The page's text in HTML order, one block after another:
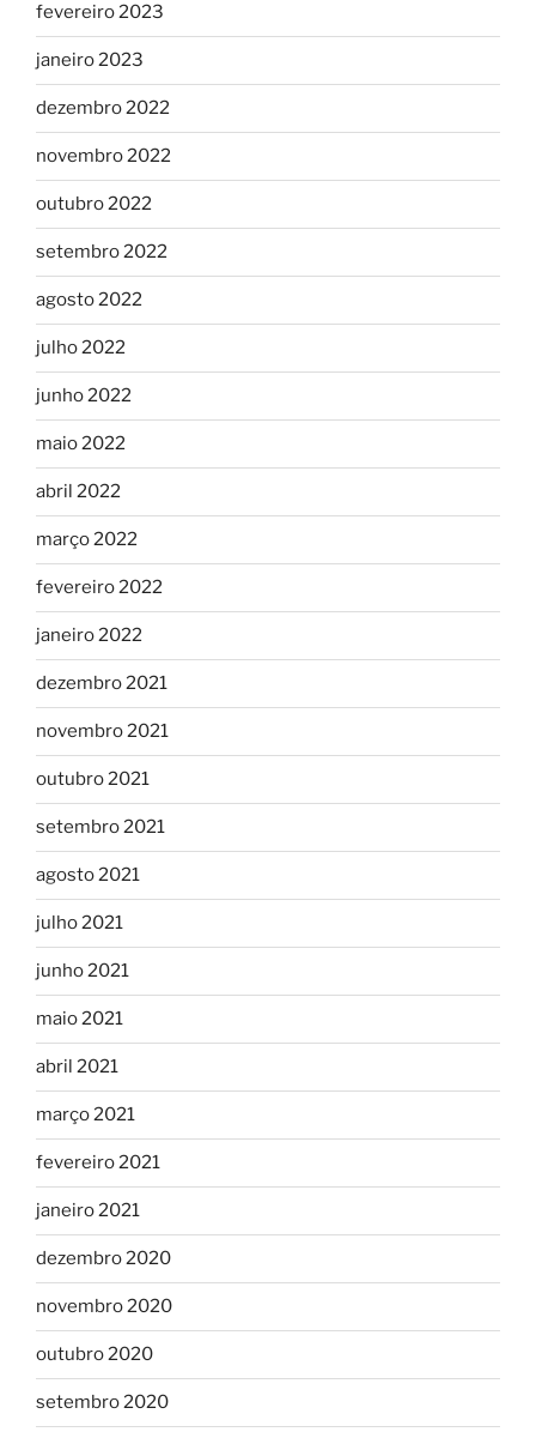
fevereiro 2023
janeiro 2023
dezembro 2022
novembro 2022
outubro 2022
setembro 2022
agosto 2022
julho 2022
junho 2022
maio 2022
abril 2022
março 2022
fevereiro 2022
janeiro 2022
dezembro 2021
novembro 2021
outubro 2021
setembro 2021
agosto 2021
julho 2021
junho 2021
maio 2021
abril 2021
março 2021
fevereiro 2021
janeiro 2021
dezembro 2020
novembro 2020
outubro 2020
setembro 2020